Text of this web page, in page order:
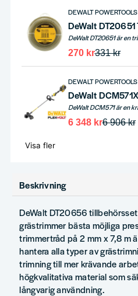
DEWALT POWERTOOLS
331 kr
270 kr
DEWALT POWERTOOLS
6 906 kr
6 348 kr
Visa fler
Beskrivning
DeWalt DT20656
grästrimmer bästa möjliga
trimmertråd på 2 mm x 7,8 m
hantera alla typer av
trimning till mer krävande
högkvalitativa material som
långvarig användning.